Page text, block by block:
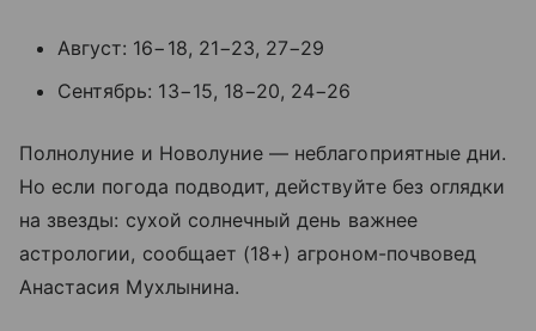
Август: 16−18, 21−23, 27−29
Сентябрь: 13−15, 18−20, 24−26
Полнолуние и Новолуние — неблагоприятные дни.
Но если погода подводит, действуйте без оглядки
на звезды: сухой солнечный день важнее
астрологии, сообщает (18+) агроном-почвовед
Анастасия Мухлынина.